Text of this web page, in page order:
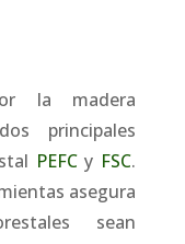
la madera
principales
PEFCy FSC.
asegura
sean